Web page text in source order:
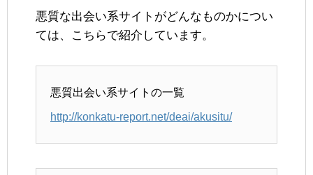
悪質な出会い系サイトがどんなものかについ
ては、こちらで紹介しています。
悪質出会い系サイトの一覧
http://konkatu-report.net/deai/akusitu/